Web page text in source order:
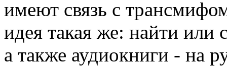
имеют связь с
идея такая же: найти или
а также аудиокниги - на